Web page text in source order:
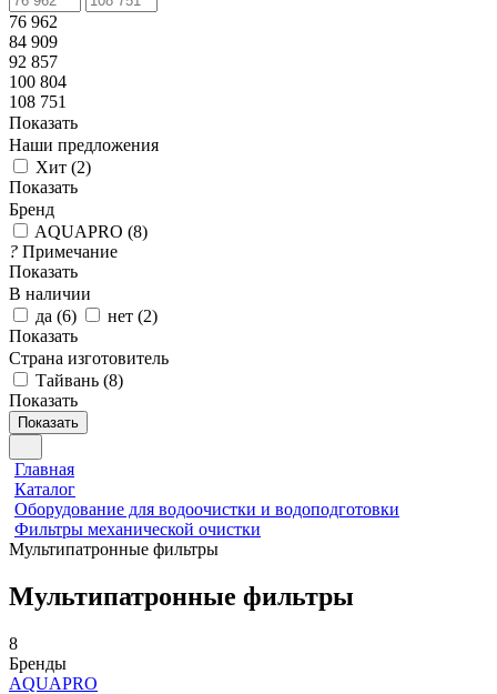
76 962
84 909
92 857
100 804
108 751
Показать
Наши предложения
Хит (2)
Показать
Бренд
AQUAPRO (8)
? Примечание
Показать
В наличии
да (6) нет (2)
Показать
Страна изготовитель
Тайвань (8)
Показать
Показать
Главная
Каталог
Оборудование для водоочистки и водоподготовки
Фильтры механической очистки
Мультипатронные фильтры
Мультипатронные фильтры
8
Бренды
AQUAPRO